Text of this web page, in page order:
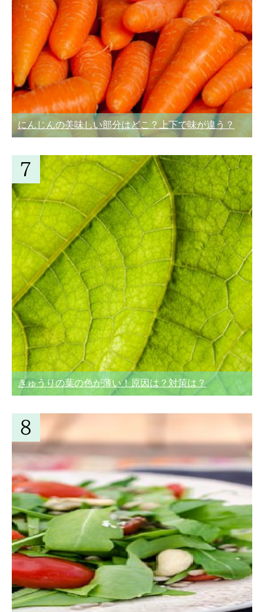
にんじんの美味しい部分はどこ？上下で味が違う？
きゅうりの葉の色が薄い！原因は？対策は？